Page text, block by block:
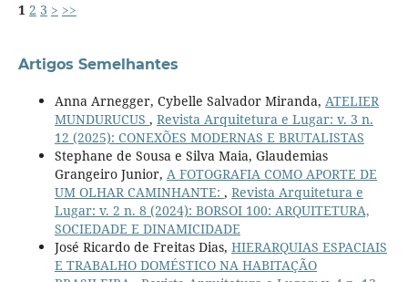
1 2 3 > >>
Artigos Semelhantes
Anna Arnegger, Cybelle Salvador Miranda, ATELIER
MUNDURUCUS , Revista Arquitetura e Lugar: v. 3 n.
12 (2025): CONEXÕES MODERNAS E BRUTALISTAS
Stephane de Sousa e Silva Maia, Glaudemias
Grangeiro Junior, A FOTOGRAFIA COMO APORTE DE
UM OLHAR CAMINHANTE: , Revista Arquitetura e
Lugar: v. 2 n. 8 (2024): BORSOI 100: ARQUITETURA,
SOCIEDADE E DINAMICIDADE
José Ricardo de Freitas Dias, HIERARQUIAS ESPACIAIS
E TRABALHO DOMÉSTICO NA HABITAÇÃO